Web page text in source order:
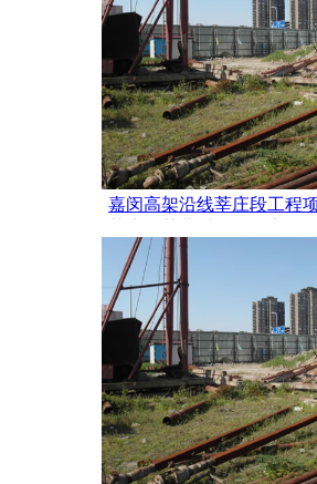
嘉闵高架沿线莘庄段工程